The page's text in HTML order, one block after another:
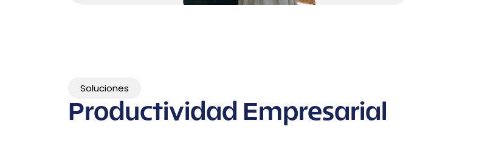
Soluciones
Productividad Empresarial